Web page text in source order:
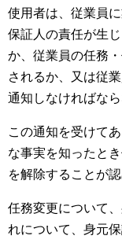
使用者は、従業員
保証人の責任が生
か、従業員の任務
されるか、又は従
通知しなければな
この通知を受けて
な事実を知ったと
を解除することが
任務変更について
れについて、身元